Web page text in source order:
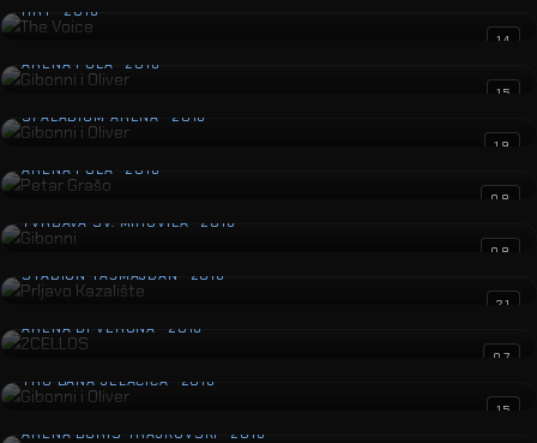
HRT · 2016
14
Gibonni i Oliver
ARENA PULA · 2016
15
Gibonni i Oliver
SPALADIUM ARENA · 2016
19
Petar Grašo
ARENA PULA · 2016
08
Gibonni
TVRĐAVA SV. MIHOVILA · 2016
08
Prljavo Kazalište
STADION TAŠMAJDAN · 2016
21
2CELLOS
ARENA DI VERONA · 2016
07
Gibonni i Oliver
TRG BANA JELAČIĆA · 2016
15
Saša Kovačević
ARENA BORIS TRAJKOVSKI · 2016